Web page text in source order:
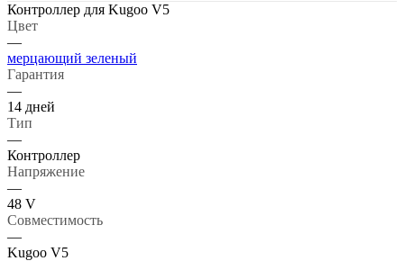
Контроллер для Kugoo V5
Цвет
—
мерцающий зеленый
Гарантия
—
14 дней
Тип
—
Контроллер
Напряжение
—
48 V
Совместимость
—
Kugoo V5